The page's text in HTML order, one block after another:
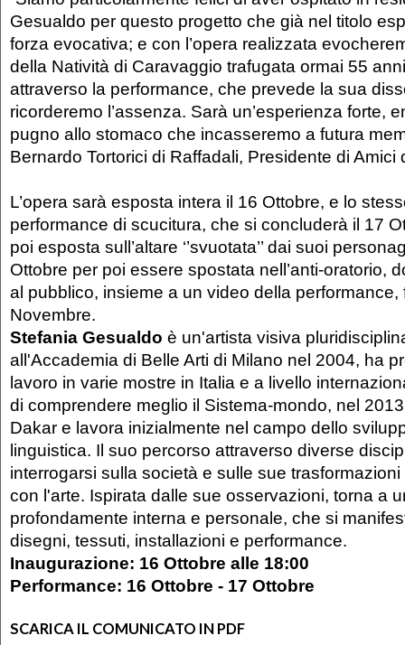
Gesualdo per questo progetto che già nel titolo
forza evocativa; e con l’opera realizzata
della Natività di Caravaggio trafugata ormai 55
attraverso la performance, che prevede la sua
ricorderemo l’assenza. Sarà un’esperienza forte,
pugno allo stomaco che incasseremo a futura
Bernardo Tortorici di Raffadali, Presidente di Amici
L’opera sarà esposta intera il 16 Ottobre, e lo
performance di scucitura, che si concluderà il 17
poi esposta sull’altare ‘’svuotata’’ dai suoi
Ottobre per poi essere spostata nell’anti-oratorio,
al pubblico, insieme a un video della performance,
Novembre.
Stefania Gesualdo è un'artista visiva
all'Accademia di Belle Arti di Milano nel 2004, ha
lavoro in varie mostre in Italia e a livello
di comprendere meglio il Sistema-mondo, nel
Dakar e lavora inizialmente nel campo dello
linguistica. Il suo percorso attraverso diverse
interrogarsi sulla società e sulle sue
con l'arte. Ispirata dalle sue osservazioni, torna a
profondamente interna e personale, che si
disegni, tessuti, installazioni e performance.
Inaugurazione: 16 Ottobre alle 18:00
Performance: 16 Ottobre - 17 Ottobre
SCARICA IL COMUNICATO IN PDF